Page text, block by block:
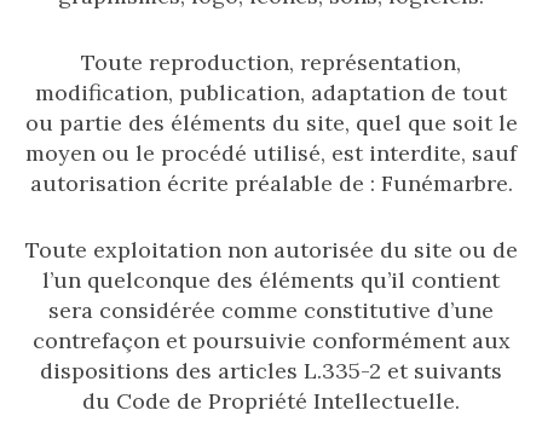
Toute reproduction, représentation,
modification, publication, adaptation de tout
ou partie des éléments du site, quel que soit le
moyen ou le procédé utilisé, est interdite, sauf
autorisation écrite préalable de : Funémarbre.
Toute exploitation non autorisée du site ou de
l’un quelconque des éléments qu’il contient
sera considérée comme constitutive d’une
contrefaçon et poursuivie conformément aux
dispositions des articles L.335-2 et suivants
du Code de Propriété Intellectuelle.